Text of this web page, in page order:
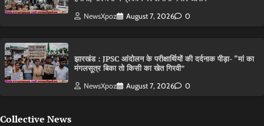
NewsXpoz August 7, 2026 0
झारखंड : JPSC आंदोलन के परीक्षार्थियों की दर्दनाक पीड़ा- “मां का
मंगलसूत्र बिका तो किसी का खेत गिरवी”
NewsXpoz August 7, 2026 0
Collective News